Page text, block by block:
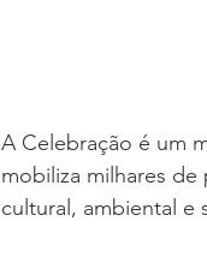
A Celebração é um
mobiliza milhares
cultural, ambiental e